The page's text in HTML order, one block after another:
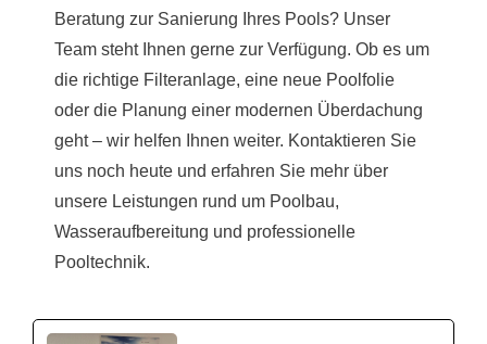
Beratung zur Sanierung Ihres Pools? Unser
Team steht Ihnen gerne zur Verfügung. Ob es um
die richtige Filteranlage, eine neue Poolfolie
oder die Planung einer modernen Überdachung
geht – wir helfen Ihnen weiter. Kontaktieren Sie
uns noch heute und erfahren Sie mehr über
unsere Leistungen rund um Poolbau,
Wasseraufbereitung und professionelle
Pooltechnik.